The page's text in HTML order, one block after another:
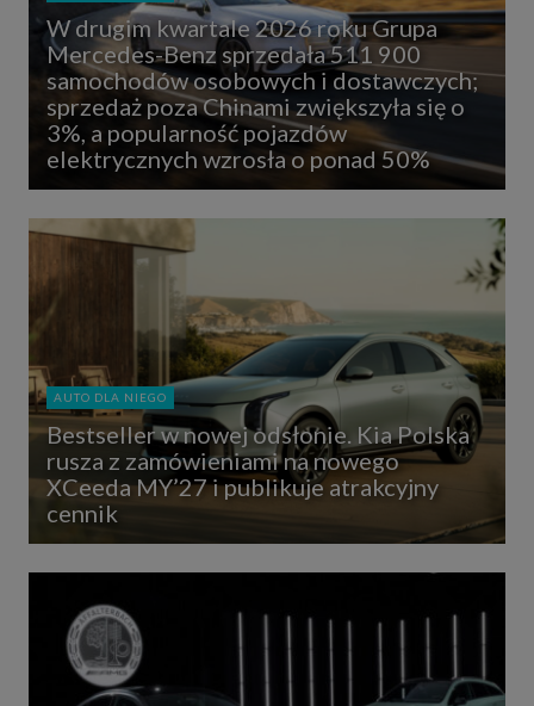
W drugim kwartale 2026 roku Grupa
Mercedes-Benz sprzedała 511 900
samochodów osobowych i dostawczych;
sprzedaż poza Chinami zwiększyła się o
3%, a popularność pojazdów
elektrycznych wzrosła o ponad 50%
AUTO DLA NIEGO
Bestseller w nowej odsłonie. Kia Polska
rusza z zamówieniami na nowego
XCeeda MY’27 i publikuje atrakcyjny
cennik